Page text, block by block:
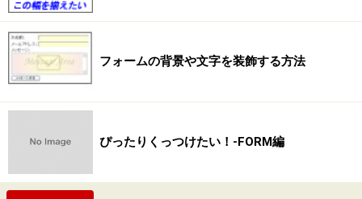
フォームの背景や文字を装飾する方法
ぴったりくっつけたい！-FORM編